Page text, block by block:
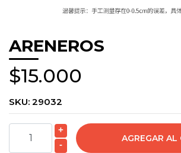
ARENEROS
$15.000
SKU: 29032
+
-